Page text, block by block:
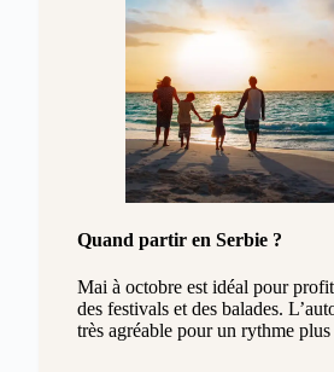
Quand partir en Serbie ?
Mai à octobre est idéal pour
des festivals et des balades.
très agréable pour un rythme plus